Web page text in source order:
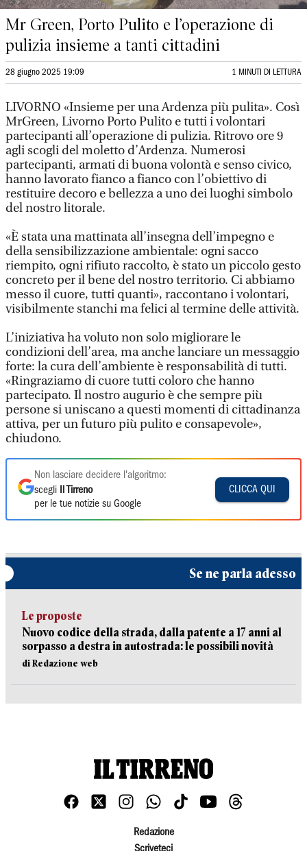
Mr Green, Porto Pulito e l’operazione di
pulizia insieme a tanti cittadini
28 giugno 2025 19:09 1 MINUTI DI LETTURA
LIVORNO «Insieme per una Ardenza più pulita». Così
MrGreen, Livorno Porto Pulito e tutti i volontari
partecipanti all’operazione di pulizia. Ritrovo ore 9
agli scogli del moletto d’Ardenza. Numerosi
partecipanti, armati di buona volontà e senso civico,
hanno lavorato fianco a fianco con l’obiettivo di
restituire decoro e bellezza a uno dei luoghi simbolo
del nostro litorale.
«È stata una mattinata all’insegna dell’impegno e
della sensibilizzazione ambientale: ogni sacco
riempito, ogni rifiuto raccolto, è stato un piccolo gesto
concreto per il bene del nostro territorio. Ci abbiamo
messo il cuore, tutti quanti», raccontano i volontari,
visibilmente stanchi ma felici al termine delle attività.
L’iniziativa ha voluto non solo migliorare le
condizioni dell’area, ma anche lanciare un messaggio
forte: la cura dell’ambiente è responsabilità di tutti.
«Ringraziamo di cuore tutti coloro che hanno
partecipato. Il nostro augurio è che sempre più
persone si uniscano a questi momenti di cittadinanza
attiva, per un futuro più pulito e consapevole»,
chiudono.
Non lasciare decidere l'algoritmo:
scegli
Il Tirreno
per le tue notizie su Google
CLICCA QUI
Se ne parla adesso
Le proposte
Nuovo codice della strada, dalla patente a 17 anni al
sorpasso a destra in autostrada: le possibili novità
di Redazione web
Redazione
Scriveteci